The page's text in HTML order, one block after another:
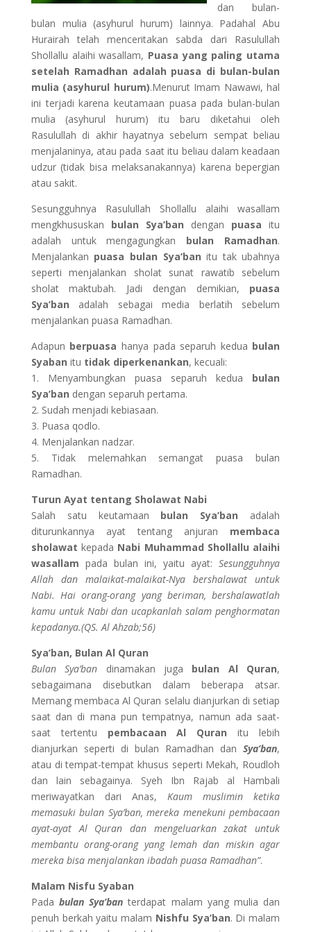
dan bulan-
bulan mulia (asyhurul hurum) lainnya. Padahal Abu
Hurairah telah menceritakan sabda dari Rasulullah
Shollallu alaihi wasallam, Puasa yang paling utama
setelah Ramadhan adalah puasa di bulan-bulan
mulia (asyhurul hurum).Menurut Imam Nawawi, hal
ini terjadi karena keutamaan puasa pada bulan-bulan
mulia (asyhurul hurum) itu baru diketahui oleh
Rasulullah di akhir hayatnya sebelum sempat beliau
menjalaninya, atau pada saat itu beliau dalam keadaan
udzur (tidak bisa melaksanakannya) karena bepergian
atau sakit.
Sesungguhnya Rasulullah Shollallu alaihi wasallam
mengkhususkan bulan Sya’ban dengan puasa itu
adalah untuk mengagungkan bulan Ramadhan.
Menjalankan puasa bulan Sya’banitu tak ubahnya
seperti menjalankan sholat sunat rawatib sebelum
sholat maktubah. Jadi dengan demikian, puasa
Sya’ban adalah sebagai media berlatih sebelum
menjalankan puasa Ramadhan.
Adapun berpuasa hanya pada separuh kedua bulan
Syaban itu tidak diperkenankan, kecuali:
1. Menyambungkan puasa separuh kedua bulan
Sya’ban dengan separuh pertama.
2. Sudah menjadi kebiasaan.
3. Puasa qodlo.
4. Menjalankan nadzar.
5. Tidak melemahkan semangat puasa bulan
Ramadhan.
Turun Ayat tentang Sholawat Nabi
Salah satu keutamaan bulan Sya’ban adalah
diturunkannya ayat tentang anjuran membaca
sholawat kepada Nabi Muhammad Shollallu alaihi
wasallam pada bulan ini, yaitu ayat: Sesungguhnya
Allah dan malaikat-malaikat-Nya bershalawat untuk
Nabi. Hai orang-orang yang beriman, bershalawatlah
kamu untuk Nabi dan ucapkanlah salam penghormatan
kepadanya.(QS. Al Ahzab;56)
Sya’ban, Bulan Al Quran
Bulan Sya’ban dinamakan juga bulan Al Quran,
sebagaimana disebutkan dalam beberapa atsar.
Memang membaca Al Quran selalu dianjurkan di setiap
saat dan di mana pun tempatnya, namun ada saat-
saat tertentu pembacaan Al Quran itu lebih
dianjurkan seperti di bulan Ramadhan danSya’ban,
atau di tempat-tempat khusus seperti Mekah, Roudloh
dan lain sebagainya. Syeh Ibn Rajab al Hambali
meriwayatkan dari Anas,Kaum muslimin ketika
memasuki bulan Sya’ban, mereka menekuni pembacaan
ayat-ayat Al Quran dan mengeluarkan zakat untuk
membantu orang-orang yang lemah dan miskin agar
mereka bisa menjalankan ibadah puasa Ramadhan”.
Malam Nisfu Syaban
Pada bulan Sya’ban terdapat malam yang mulia dan
penuh berkah yaitu malam Nishfu Sya’ban. Di malam